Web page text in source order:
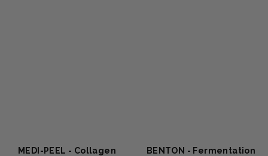
MEDI-PEEL - Collagen
BENTON - Fermentation